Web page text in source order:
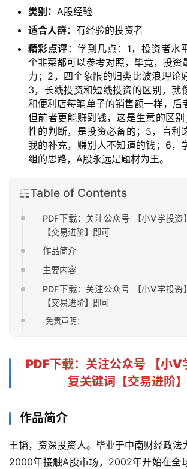
类别： A股经验
适合人群：有经验的投资者
精彩点评 ：学到几点：1，投资者水
个韭菜都可以参考对照，毕竟，投资
力；2，四个象限的归类比波浪理论
3，长线投资和短线投资的区别，就
和便利店每笔单子的销售额一样，后
但前者更能赚到钱，这是生意的区
性的判断，是投资必备的；5，盲利
我的补充，赚别人不知道的钱；6，
组的思路，A股永远是题材为王。
Table of Contents
PDF下载：关注公众号 【小V学投资
【交易进阶】即可
作品简介
主要内容
PDF下载：关注公众号 【小V学投资
【交易进阶】即可
免责声明：
PDF下载：关注公众号 【小V
复关键词【交易进阶
作品简介
王韬，资深投资人。毕业于中南财经政法
2000年接触A股市场，2002年开始在全